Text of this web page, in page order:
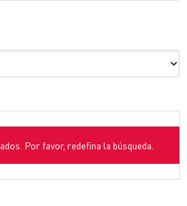
Por favor, redefina la búsqueda.